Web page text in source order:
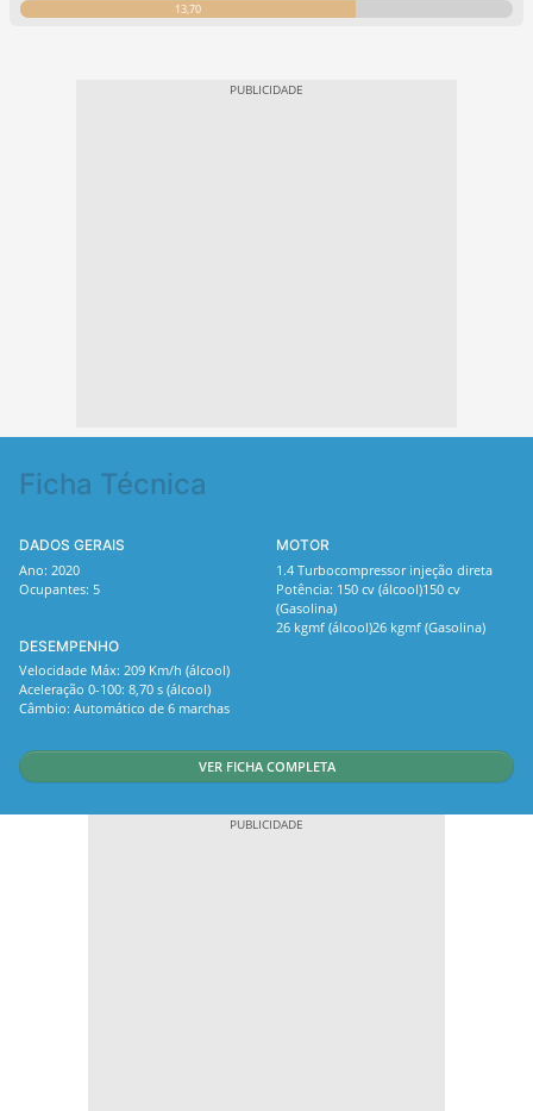
13,70
Ficha Técnica
DADOS GERAIS
Ano: 2020
Ocupantes: 5
MOTOR
1.4 Turbocompressor injeção direta
Potência: 150 cv (álcool)150 cv
(Gasolina)
26 kgmf (álcool)26 kgmf (Gasolina)
DESEMPENHO
Velocidade Máx: 209 Km/h (álcool)
Aceleração 0-100: 8,70 s (álcool)
Câmbio: Automático de 6 marchas
VER FICHA COMPLETA